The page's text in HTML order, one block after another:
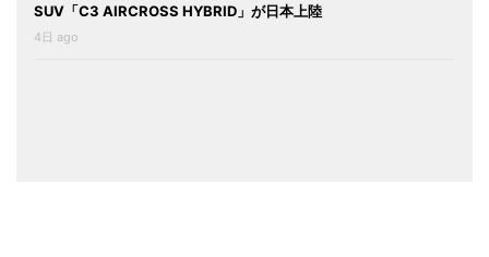
SUV「C3 AIRCROSS HYBRID」が日本上陸
4日 ago